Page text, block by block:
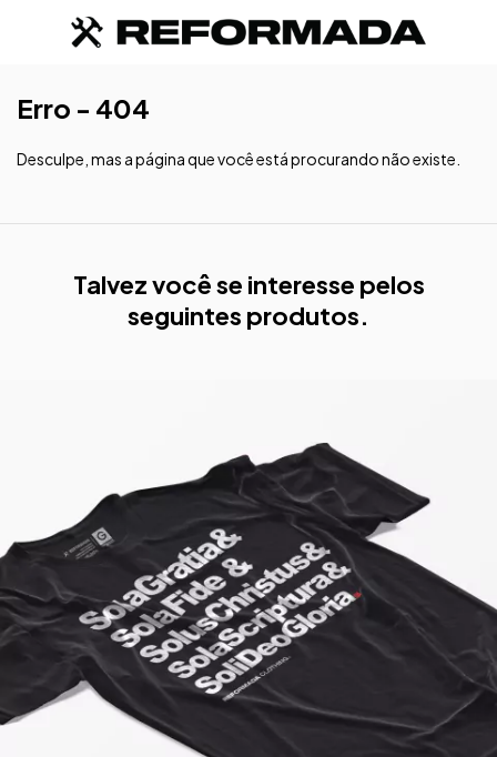
Erro - 404
Desculpe, mas a página que você está procurando não existe.
Talvez você se interesse pelos
seguintes produtos.